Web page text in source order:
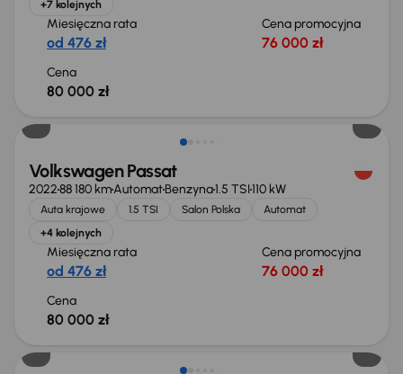
+7 kolejnych
Miesięczna rata
od 476 zł
Cena promocyjna
76 000 zł
Cena
80 000 zł
Możliwość odliczenia VAT
Volkswagen Passat
202288 180 kmAutomatBenzyna1.5 TSI110 kW
Auta krajowe 1.5 TSI Salon Polska
Automat
+4 kolejnych
Miesięczna rata
od 476 zł
Cena promocyjna
76 000 zł
Cena
80 000 zł
Świeżo skupione